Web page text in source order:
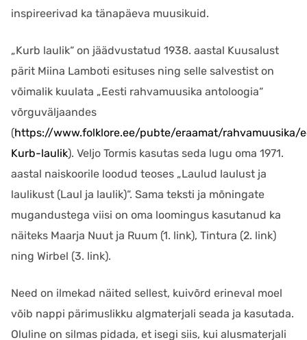
inspireerivad ka tänapäeva muusikuid.
„Kurb laulik“ on jäädvustatud 1938. aastal Kuusalust
pärit Miina Lamboti esituses ning selle salvestist on
võimalik kuulata „Eesti rahvamuusika antoloogia“
võrguväljaandes
(https://www.folklore.ee/pubte/eraamat/rahvamuusika/
Kurb-laulik). Veljo Tormis kasutas seda lugu oma 1971.
aastal naiskoorile loodud teoses „Laulud laulust ja
laulikust (Laul ja laulik)“. Sama teksti ja mõningate
mugandustega viisi on oma loomingus kasutanud ka
näiteks Maarja Nuut ja Ruum (1. link), Tintura (2. link)
ning Wirbel (3. link).
Need on ilmekad näited sellest, kuivõrd erineval moel
võib nappi pärimuslikku algmaterjali seada ja kasutada.
Oluline on silmas pidada, et isegi siis, kui alusmaterjali